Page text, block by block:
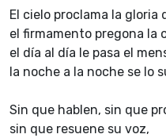
El cielo proclama la gloria
el firmamento pregona la
el día al día le pasa el
la noche a la noche se lo
Sin que hablen, sin que
sin que resuene su voz,